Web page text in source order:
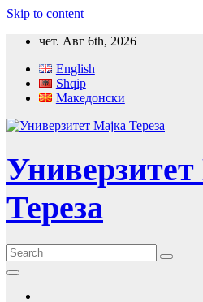
Skip to content
чет. Авг 6th, 2026
English
Shqip
Македонски
Тереза